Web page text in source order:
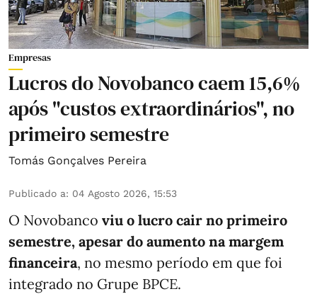
Empresas
Lucros do Novobanco caem 15,6%
após "custos extraordinários", no
primeiro semestre
Tomás Gonçalves Pereira
Publicado a: 04 Agosto 2026, 15:53
O Novobanco viu o lucro cair no primeiro
semestre, apesar do aumento na margem
financeira, no mesmo período em que foi
integrado no Grupe BPCE.